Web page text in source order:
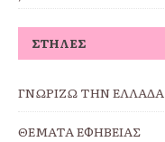
ΣΤΉΛΕΣ
ΓΝΩΡΙΖΩ ΤΗΝ ΕΛΛΑΔΑ
ΘΕΜΑΤΑ ΕΦΗΒΕΙΑΣ